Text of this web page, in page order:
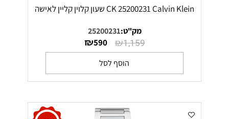
CK 25200231 Calvin Klein שעון קלוין קליין לאישה
מק"ט:25200231
₪1,159
₪590
הוסף לסל